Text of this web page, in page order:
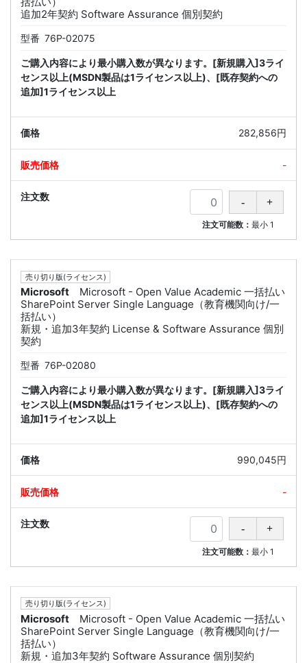
追加2年契約 Software Assurance 個別契約
型番 76P-02075
ご購入内容により最小購入数が異なります。[新規購入]3ライ
センス以上(MSDN製品は1ライセンス以上)、[既存契約への
追加]1ライセンス以上
282,856円
-
注文可能数：最小 1
売り切り版(ライセンス)
Microsoft
Microsoft - Open Value Academic 一括払い
SharePoint Server Single Language（教育機関向け/一
括払い）
新規・追加3年契約 License & Software Assurance 個別
契約
型番 76P-02080
ご購入内容により最小購入数が異なります。[新規購入]3ライ
センス以上(MSDN製品は1ライセンス以上)、[既存契約への
追加]1ライセンス以上
990,045円
-
注文可能数：最小 1
売り切り版(ライセンス)
Microsoft
Microsoft - Open Value Academic 一括払い
SharePoint Server Single Language（教育機関向け/一
括払い）
新規・追加3年契約 Software Assurance 個別契約